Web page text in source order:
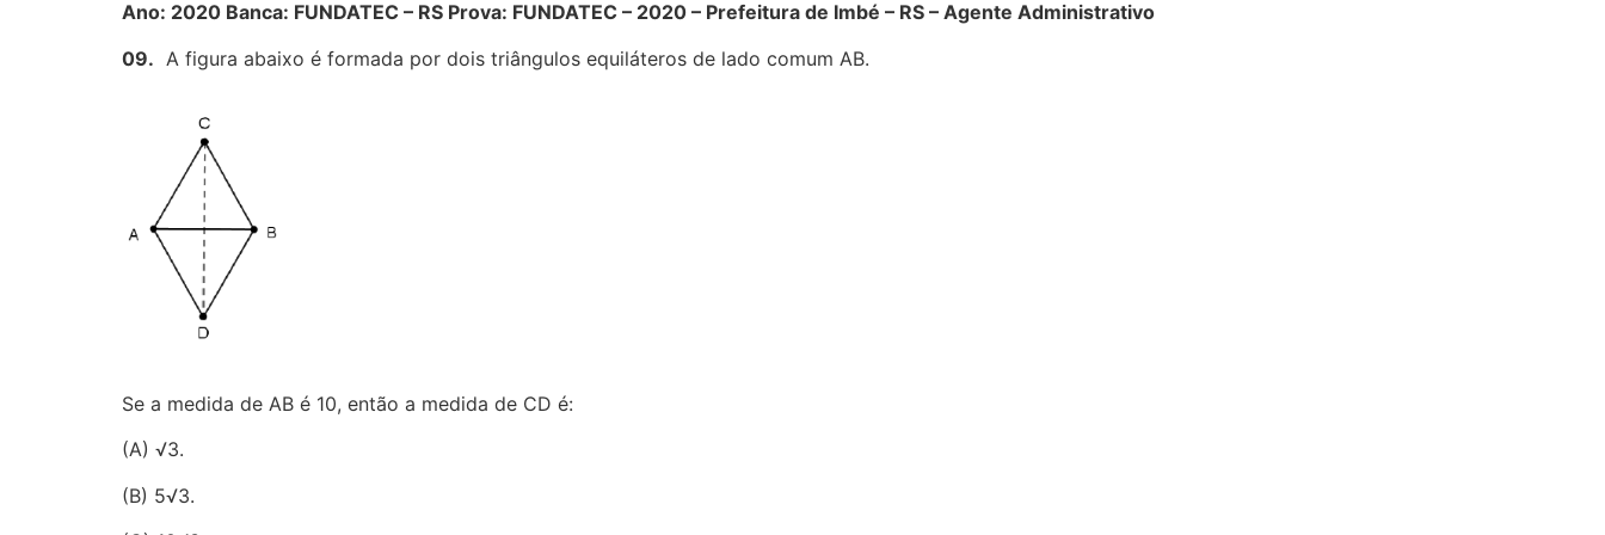
Ano: 2020 Banca: FUNDATEC – RS Prova: FUNDATEC – 2020 – Prefeitura de Imbé – RS – Agente Administrativo
09. A figura abaixo é formada por dois triângulos equiláteros de lado comum AB.
Se a medida de AB é 10, então a medida de CD é:
(A) √3.
(B) 5√3.